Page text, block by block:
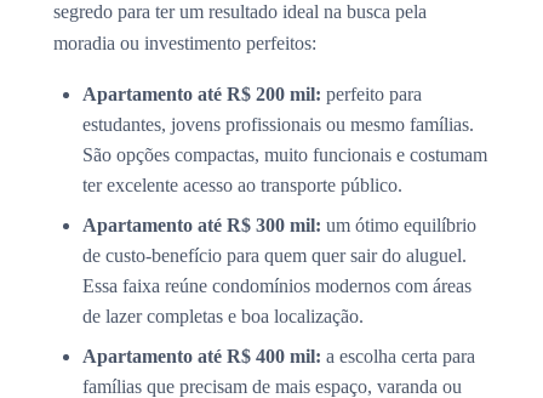
segredo para ter um resultado ideal na busca pela
moradia ou investimento perfeitos:
Apartamento até R$ 200 mil: perfeito para
estudantes, jovens profissionais ou mesmo famílias.
São opções compactas, muito funcionais e costumam
ter excelente acesso ao transporte público.
Apartamento até R$ 300 mil: um ótimo equilíbrio
de custo-benefício para quem quer sair do aluguel.
Essa faixa reúne condomínios modernos com áreas
de lazer completas e boa localização.
Apartamento até R$ 400 mil: a escolha certa para
famílias que precisam de mais espaço, varanda ou